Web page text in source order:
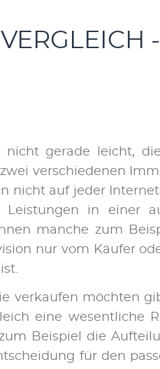
nicht gerade leicht,
ver­schie­de­nen
nicht auf je­der
Leis­tun­gen in einer
man­che zum
nur vom Käu­fer
ver­kauf­en möch­ten
ei­ne we­sent­li­che
Beispiel die
für den